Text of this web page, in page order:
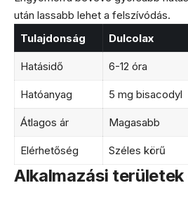
után lassabb lehet a felszívódás.
Tulajdonság
Dulcolax
Hatásidő 6-12 óra
Hatóanyag 5 mg bisacodyl
Átlagos ár Magasabb
Elérhetőség Széles körű
Alkalmazási